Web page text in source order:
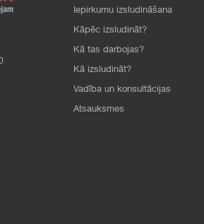
Iepirkumu izsludināšana
Kāpēc izsludināt?
Kā tas darbojas?
Kā izsludināt?
Vadība un konsultācijas
Atsauksmes